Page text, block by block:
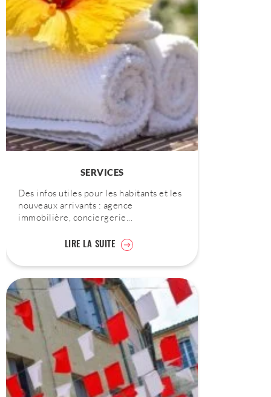
SERVICES
Des infos utiles pour les habitants et les
nouveaux arrivants : agence
immobilière, conciergerie...
LIRE LA SUITE